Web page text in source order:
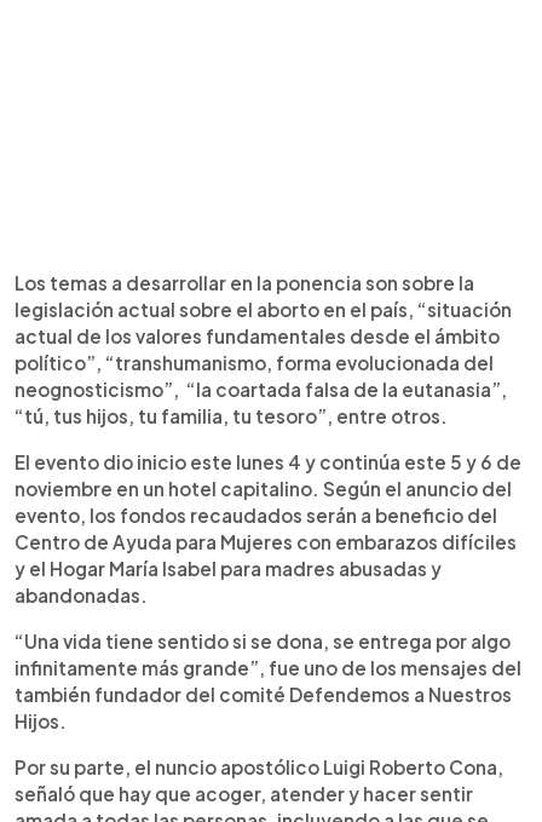
Los temas a desarrollar en la ponencia son sobre la
legislación actual sobre el aborto en el país, “situación
actual de los valores fundamentales desde el ámbito
político”, “transhumanismo, forma evolucionada del
neognosticismo”, “la coartada falsa de la eutanasia”,
“tú, tus hijos, tu familia, tu tesoro”, entre otros.
El evento dio inicio este lunes 4 y continúa este 5 y 6 de
noviembre en un hotel capitalino. Según el anuncio del
evento, los fondos recaudados serán a beneficio del
Centro de Ayuda para Mujeres con embarazos difíciles
y el Hogar María Isabel para madres abusadas y
abandonadas.
“Una vida tiene sentido si se dona, se entrega por algo
infinitamente más grande”, fue uno de los mensajes del
también fundador del comité Defendemos a Nuestros
Hijos.
Por su parte, el nuncio apostólico Luigi Roberto Cona,
señaló que hay que acoger, atender y hacer sentir